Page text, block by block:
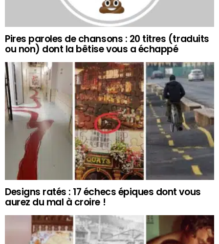
Pires paroles de chansons : 20 titres (traduits
ou non) dont la bêtise vous a échappé
Designs ratés : 17 échecs épiques dont vous
aurez du mal à croire !